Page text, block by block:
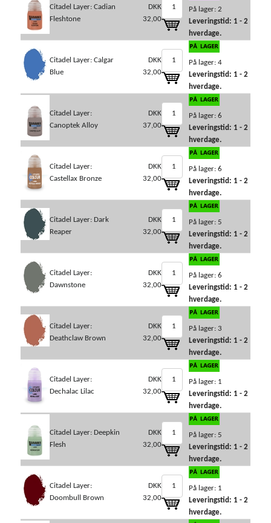
Citadel Layer: Cadian
Fleshtone
DKK
32,00
På lager: 2
Leveringstid: 1 - 2
hverdage.
Citadel Layer: Calgar
Blue
DKK
32,00
På lager: 4
Leveringstid: 1 - 2
hverdage.
Citadel Layer:
Canoptek Alloy
DKK
37,00
På lager: 6
Leveringstid: 1 - 2
hverdage.
Citadel Layer:
Castellax Bronze
DKK
32,00
På lager: 6
Leveringstid: 1 - 2
hverdage.
Citadel Layer: Dark
Reaper
DKK
32,00
På lager: 5
Leveringstid: 1 - 2
hverdage.
Citadel Layer:
Dawnstone
DKK
32,00
På lager: 6
Leveringstid: 1 - 2
hverdage.
Citadel Layer:
Deathclaw Brown
DKK
32,00
På lager: 3
Leveringstid: 1 - 2
hverdage.
Citadel Layer:
Dechalac Lilac
DKK
32,00
På lager: 1
Leveringstid: 1 - 2
hverdage.
Citadel Layer: Deepkin
Flesh
DKK
32,00
På lager: 5
Leveringstid: 1 - 2
hverdage.
Citadel Layer:
Doombull Brown
DKK
32,00
På lager: 1
Leveringstid: 1 - 2
hverdage.